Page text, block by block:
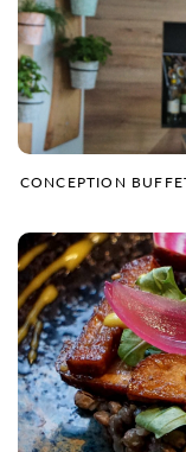
CONCEPTION